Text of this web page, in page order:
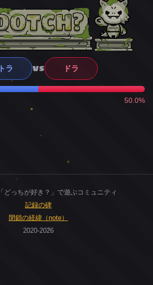
トラ VS ドラ
50.0%
どっちが好き？」で遊ぶコミュニティ
記録の碑
閉鎖の経緯（note）
2020-2026